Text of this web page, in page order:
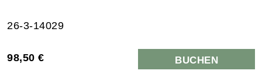
26-3-14029
98,50 € BUCHEN